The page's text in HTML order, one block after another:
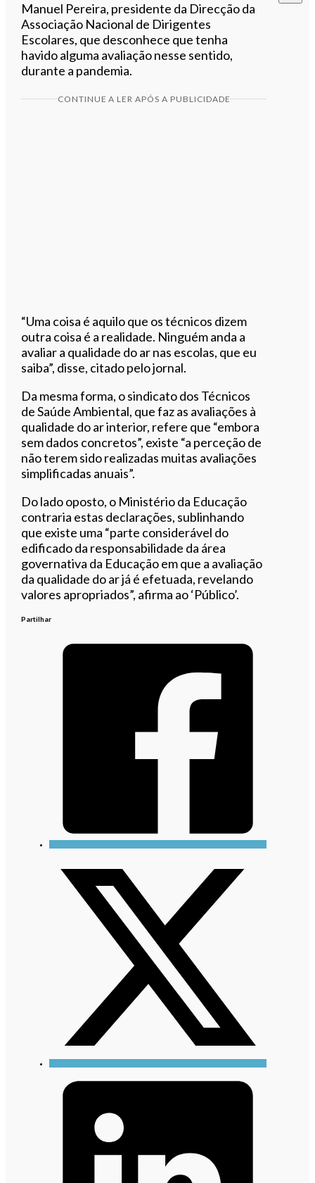
Manuel Pereira, presidente da Direcção da
Associação Nacional de Dirigentes
Escolares, que desconhece que tenha
havido alguma avaliação nesse sentido,
durante a pandemia.
CONTINUE A LER APÓS A PUBLICIDADE
“Uma coisa é aquilo que os técnicos dizem
outra coisa é a realidade. Ninguém anda a
avaliar a qualidade do ar nas escolas, que eu
saiba”, disse, citado pelo jornal.
Da mesma forma, o sindicato dos Técnicos
de Saúde Ambiental, que faz as avaliações à
qualidade do ar interior, refere que “embora
sem dados concretos”, existe “a perceção de
não terem sido realizadas muitas avaliações
simplificadas anuais”.
Do lado oposto, o Ministério da Educação
contraria estas declarações, sublinhando
que existe uma “parte considerável do
edificado da responsabilidade da área
governativa da Educação em que a avaliação
da qualidade do ar já é efetuada, revelando
valores apropriados”, afirma ao ‘Público’.
Partilhar